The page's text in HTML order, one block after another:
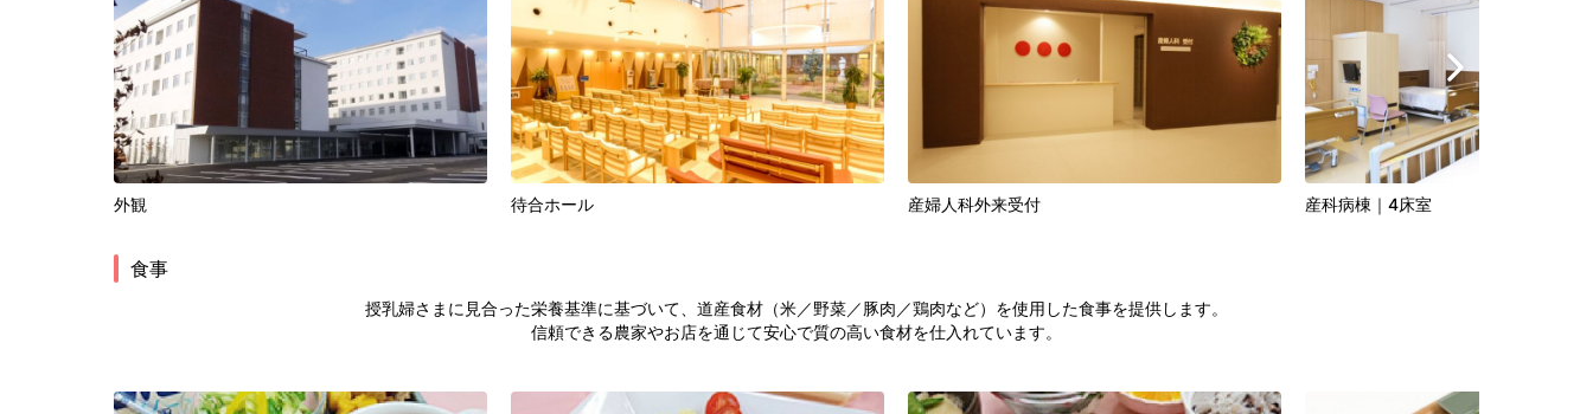
外観 待合ホール 産婦人科外来受付 産科病棟｜4床室
食事
授乳婦さまに見合った栄養基準に基づいて、道産食材（米／野菜／豚肉／鶏肉など）を使用した食事を提供します。
信頼できる農家やお店を通じて安心で質の高い食材を仕入れています。